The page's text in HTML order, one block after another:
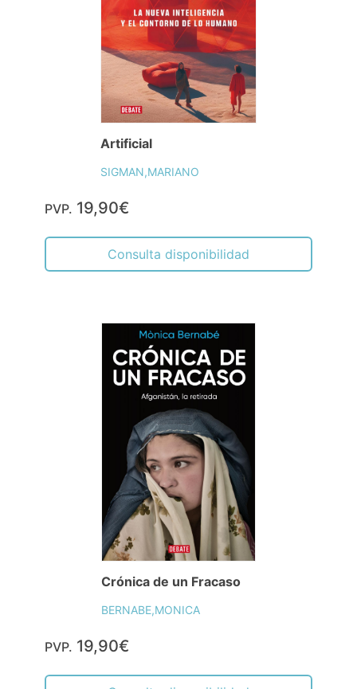
Artificial
SIGMAN,MARIANO
PVP. 19,90€
Consulta disponibilidad
Crónica de un Fracaso
BERNABE,MONICA
PVP. 19,90€